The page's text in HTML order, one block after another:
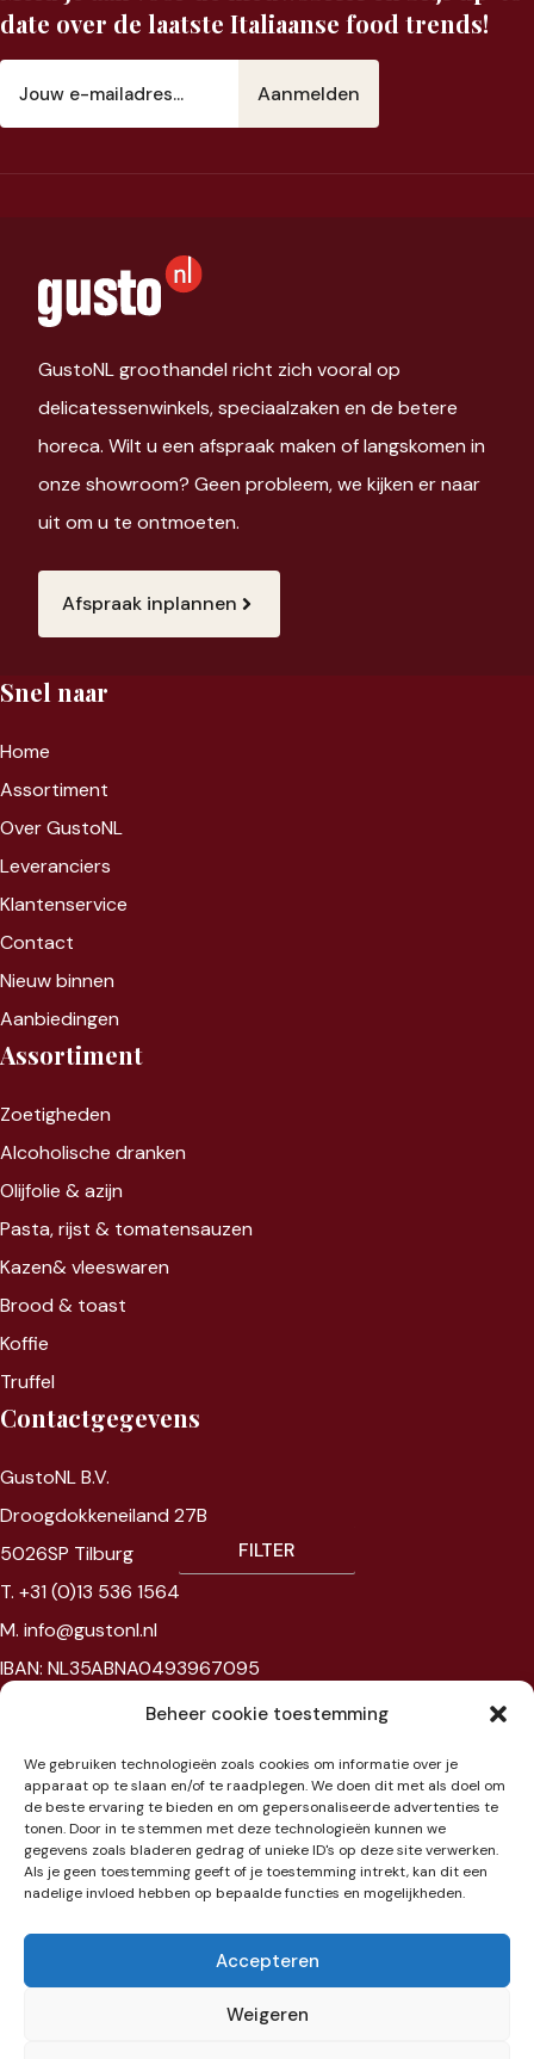
Beheer cookie toestemming
We gebruiken technologieën zoals cookies om informatie over je
apparaat op te slaan en/of te raadplegen. We doen dit met als doel om
de beste ervaring te bieden en om gepersonaliseerde advertenties te
tonen. Door in te stemmen met deze technologieën kunnen we
gegevens zoals bladeren gedrag of unieke ID's op deze site verwerken.
Als je geen toestemming geeft of je toestemming intrekt, kan dit een
nadelige invloed hebben op bepaalde functies en mogelijkheden.
Accepteren
Weigeren
FILTER
date over de laatste Italiaanse food trends!
mailadres
GustoNL groothandel richt zich vooral op
delicatessenwinkels, speciaalzaken en de betere
horeca. Wilt u een afspraak maken of langskomen in
onze showroom? Geen probleem, we kijken er naar
uit om u te ontmoeten.
Afspraak inplannen
Snel naar
Home
Assortiment
Over GustoNL
Leveranciers
Klantenservice
Contact
Nieuw binnen
Aanbiedingen
Assortiment
Zoetigheden
Alcoholische dranken
Olijfolie & azijn
Pasta, rijst & tomatensauzen
Kazen&vleeswaren
Brood & toast
Koffie
Truffel
Contactgegevens
GustoNL B.V.
Droogdokkeneiland 27B
5026SP Tilburg
T. +31 (0)13 536 1564
M. info@gustonl.nl
IBAN: NL35ABNA0493967095
VAT: NL867594172B01
BTW: NL867594172B01
Showroom
Jaarbeursplein 6
3521 AL Utrecht
Etage 3